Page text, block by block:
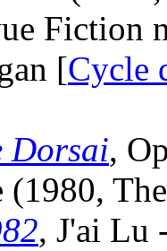
Fiction
[Cycle
Dorsai,
(1980,
, J'ai Lu